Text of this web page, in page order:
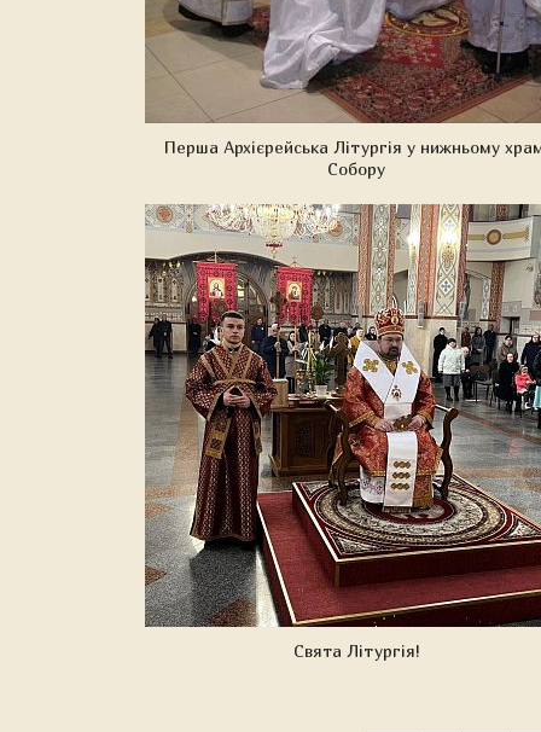
Перша Архієрейська Літургія у нижньому
Собору
Свята Літургія!